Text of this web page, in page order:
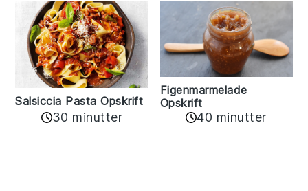
Salsiccia Pasta Opskrift
30 minutter
Figenmarmelade
Opskrift
40 minutter